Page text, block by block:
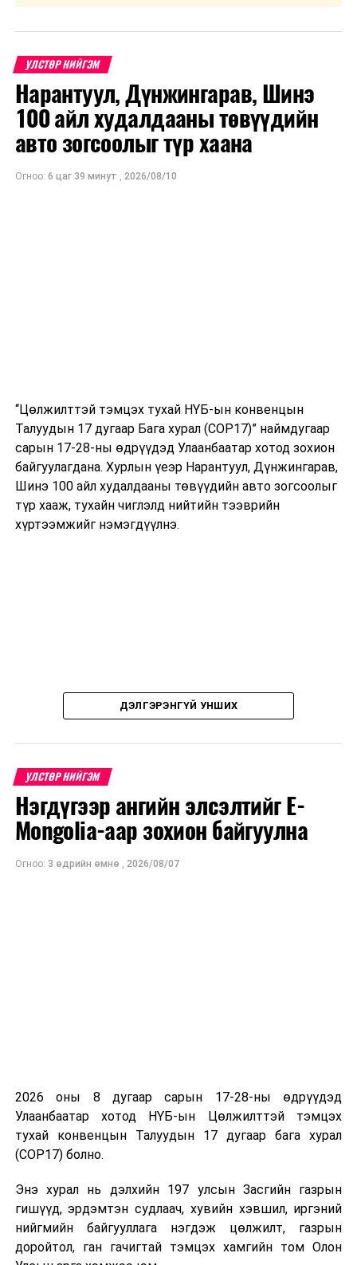
УЛСТӨР НИЙГЭМ
Нарантуул, Дүнжингарав, Шинэ
100 айл худалдааны төвүүдийн
авто зогсоолыг түр хаана
Огноо: 6 цаг 39 минут , 2026/08/10
“Цөлжилттэй тэмцэх тухай НҮБ-ын конвенцын
Талуудын 17 дугаар Бага хурал (COP17)” наймдугаар
сарын 17-28-ны өдрүүдэд Улаанбаатар хотод зохион
байгуулагдана. Хурлын үеэр Нарантуул, Дүнжингарав,
Шинэ 100 айл худалдааны төвүүдийн авто зогсоолыг
түр хааж, тухайн чиглэлд нийтийн тээврийн
хүртээмжийг нэмэгдүүлнэ.
ДЭЛГЭРЭНГҮЙ УНШИХ
УЛСТӨР НИЙГЭМ
Нэгдүгээр ангийн элсэлтийг E-
Mongolia-аар зохион байгуулна
Огноо: 3 өдрийн өмнө , 2026/08/07
2026 оны 8 дугаар сарын 17-28-ны өдрүүдэд
Улаанбаатар хотод НҮБ-ын Цөлжилттэй тэмцэх
тухай конвенцын Талуудын 17 дугаар бага хурал
(COP17) болно.
Энэ хурал нь дэлхийн 197 улсын Засгийн газрын
гишүүд, эрдэмтэн судлаач, хувийн хэвшил, иргэний
нийгмийн байгууллага нэгдэж цөлжилт, газрын
доройтол, ган гачигтай тэмцэх хамгийн том Олон